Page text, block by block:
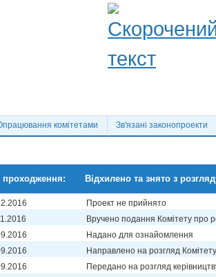
комітетами Зв'язані законопроекти
проходження: Відхилено та знято з
Проект не прийнято
Вручено подання Комітету про
Надано для ознайомлення
Направлено на розгляд Комітету
Передано на розгляд